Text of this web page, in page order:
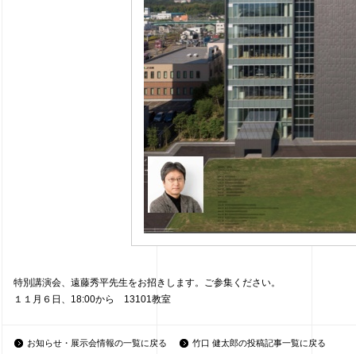
特別講演会、遠藤秀平先生をお招きします。ご参集ください。
１１月６日、18:00から 13101教室
お知らせ・展示会情報の一覧に戻る 竹口 健太郎の投稿記事一覧に戻る